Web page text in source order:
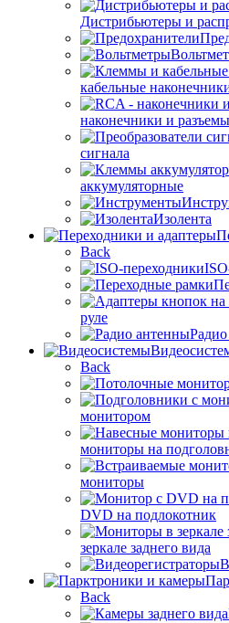
Дистрибьютеры и
кабельные
наконечники и разъемы
сигнала
аккумуляторные
Изолента
Back
руле
Back
монитором
мониторы на
мониторы
DVD на подлокотник
зеркале заднего вида
Back